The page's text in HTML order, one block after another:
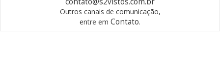
Outros canais de comunicação,
entre em Contato.